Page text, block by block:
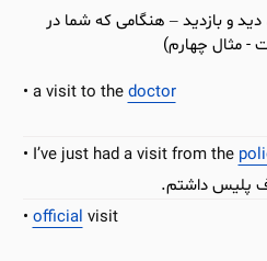
دید و بازدید – هنگامی که شما در
- مثال چهارم)
a visit to thedoctor
I’ve just had a visit from the
پلیس داشتم.
official visit